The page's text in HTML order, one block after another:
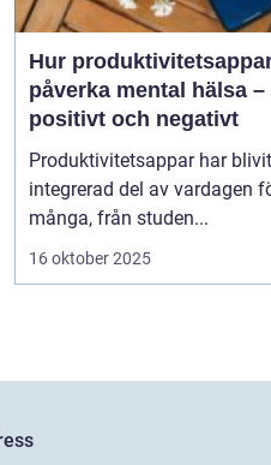
Hur
påverka mental hälsa –
positivt och negativt
Produktivitetsappar har
integrerad del av vardagen
många, från studen...
16 oktober 2025